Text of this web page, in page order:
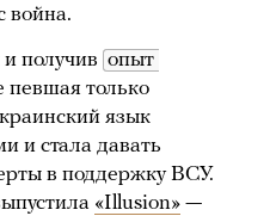
война.
получив опыт
певшая только
язык
и стала давать
в поддержку ВСУ.
«Illusion» —